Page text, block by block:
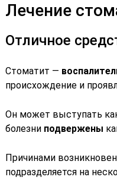
Лечение
Отличное
Стоматит —
происхождение и
Он может выступать
болезни подвержены
Причинами
подразделяется на